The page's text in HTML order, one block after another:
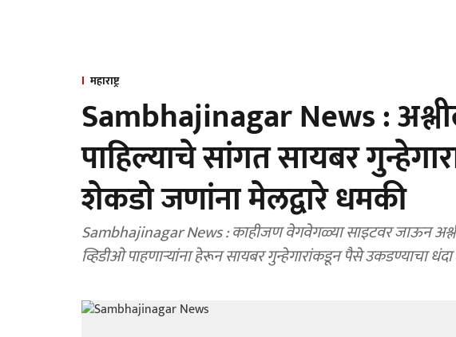
महाराष्ट्र
Sambhajinagar News :
पाहिल्याचे सांगत सायबर
शेकडो जणांना मेलद्वारे धमकी
Sambhajinagar News : काहीजण वेगवेगळ्या साइटवर जाऊन
व्हिडीओ पाहणाऱ्यांना हेरून सायबर गुन्हेगारांकडून पैसे उकडण्याचा